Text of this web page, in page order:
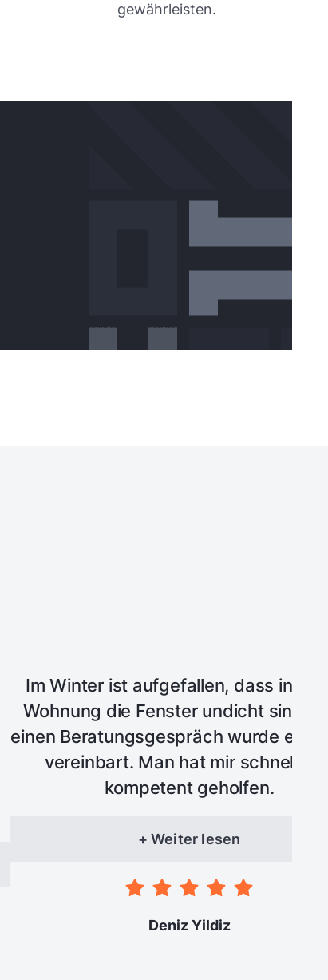
gewährleisten.
Im Winter ist aufgefallen, dass in
Wohnung die Fenster undicht sind.
einen Beratungsgespräch wurde ein
vereinbart. Man hat mir schnell
kompetent geholfen.
+ Weiter lesen
Deniz Yildiz